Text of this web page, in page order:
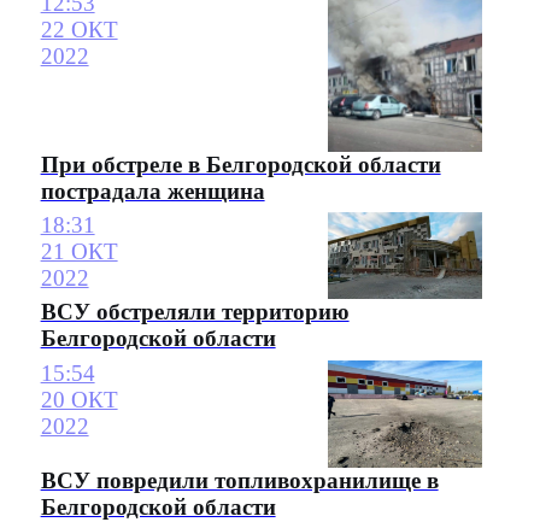
22 ОКТ
2022
При обстреле в Белгородской области
пострадала женщина
18:31
21 ОКТ
2022
ВСУ обстреляли территорию
Белгородской области
15:54
20 ОКТ
2022
ВСУ повредили топливохранилище в
Белгородской области